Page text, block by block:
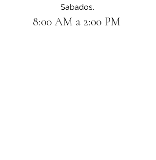
Sabados.
8:00 AM a 2:00 PM